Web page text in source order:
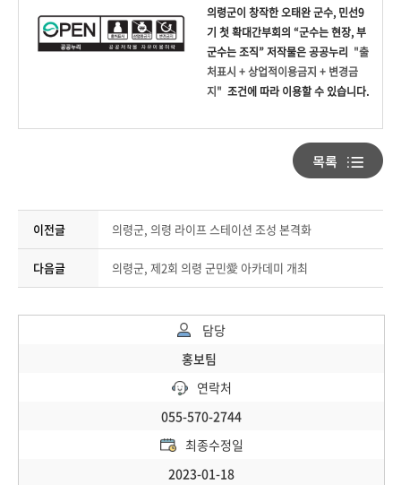
의령군이 창작한오태완 군수, 민선9
기 첫 확대간부회의 “군수는 현장, 부
군수는 조직”저작물은 공공누리 "출
처표시 + 상업적이용금지 + 변경금
지" 조건에 따라 이용할 수 있습니다.
이전글 의령군, 의령 라이프 스테이션 조성 본격화
다음글 의령군, 제2회 의령 군민愛 아카데미 개최
담당
홍보팀
연락처
055-570-2744
최종수정일
2023-01-18